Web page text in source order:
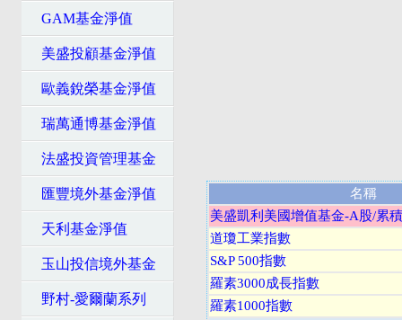
GAM基金淨值
美盛投顧基金淨值
歐義銳榮基金淨值
瑞萬通博基金淨值
法盛投資管理基金
匯豐境外基金淨值
天利基金淨值
玉山投信境外基金
野村-愛爾蘭系列
名稱
美盛凱利美國增值基金-A股/累
道瓊工業指數
S&P 500指數
羅素3000成長指數
羅素1000指數